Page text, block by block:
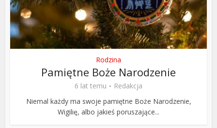
Rodzina
Pamiętne Boże Narodzenie
6 lat temu
Redakcja
Niemal każdy ma swoje pamiętne Boże Narodzenie,
Wigilię, albo jakieś poruszające...